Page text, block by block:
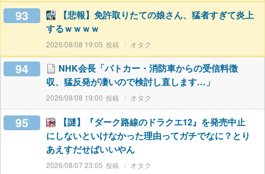
93
【悲報】免許取りたての娘さん、猛者すぎて炎上
するｗｗｗｗ
2026/08/08 19:05 オタク
94
NHK会長「パトカー・消防車からの受信料徴
収、猛反発が凄いので検討し直します…」
2026/08/08 19:00 オタク
95
【謎】『ダーク路線のドラクエ12』を発売中止
にしないといけなかった理由ってガチでなに？とり
あえすだせばいいやん
2026/08/07 23:05 オタク